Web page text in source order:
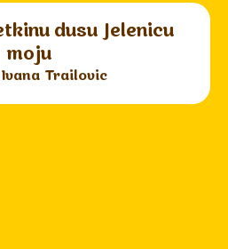
dusu Jelenicu
moju
Trailovic